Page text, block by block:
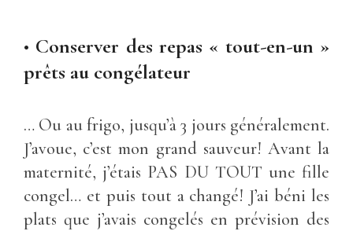
• Conserver des repas « tout-en-un »
prêts au congélateur
… Ou au frigo, jusqu’à 3 jours généralement.
J’avoue, c’est mon grand sauveur! Avant la
maternité, j’étais PAS DU TOUT une fille
congel… et puis tout a changé! J’ai béni les
plats que j’avais congelés en prévision des